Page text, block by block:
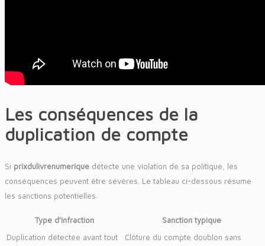
Les conséquences de la
duplication de compte
Si prixdulivrenumerique détecte une violation de sa politique, les
conséquences peuvent être sévères. Le tableau ci-dessous résume
les sanctions potentielles.
Type d’infraction
Sanction typique
Duplication détectée avant tout
Clôture du compte doublon sans